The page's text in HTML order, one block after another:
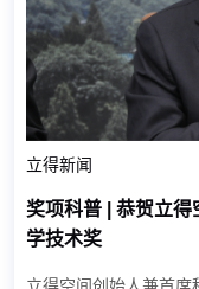
立得新闻
奖项科普 | 恭贺立
学技术奖